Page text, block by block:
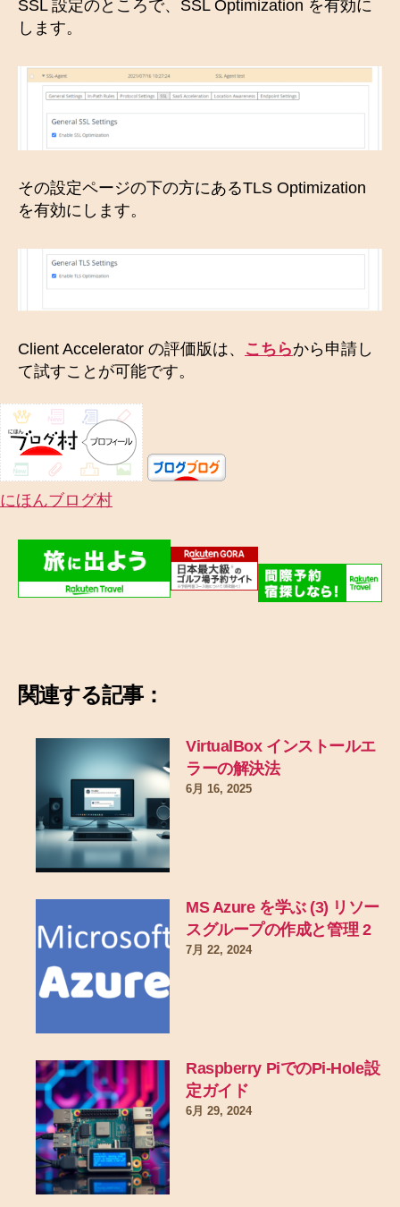
SSL 設定のところで、SSL Optimization を有効に
します。
その設定ページの下の方にあるTLS Optimization
を有効にします。
Client Accelerator の評価版は、 こちらから申請し
て試すことが可能です。
にほんブログ村
関連する記事：
VirtualBox インストールエ
ラーの解決法
6月 16, 2025
MS Azure を学ぶ (3) リソー
スグループの作成と管理 2
7月 22, 2024
Raspberry PiでのPi-Hole設
定ガイド
6月 29, 2024